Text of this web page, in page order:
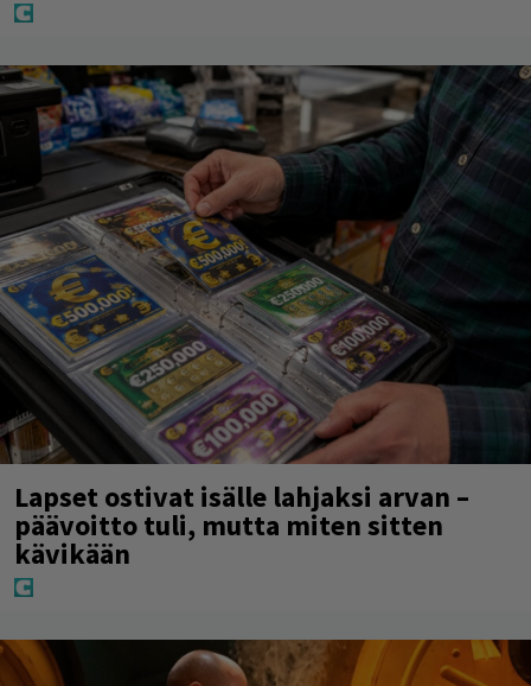
Lapset ostivat isälle lahjaksi arvan –
päävoitto tuli, mutta miten sitten
kävikään